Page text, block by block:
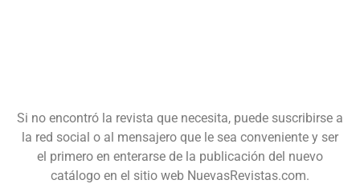
Si no encontró la revista que necesita, puede suscribirse a
la red social o al mensajero que le sea conveniente y ser
el primero en enterarse de la publicación del nuevo
catálogo en el sitio web NuevasRevistas.com.